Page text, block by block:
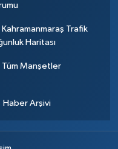
Kahramanmaraş Trafik
Haritası
Tüm Manşetler
Haber Arşivi